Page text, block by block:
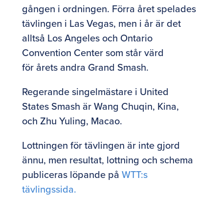
gången i ordningen. Förra året spelades
tävlingen i Las Vegas, men i år är det
alltså Los Angeles och Ontario
Convention Center som står värd
för årets andra Grand Smash.
Regerande singelmästare i United
States Smash är Wang Chuqin, Kina,
och Zhu Yuling, Macao.
Lottningen för tävlingen är inte gjord
ännu, men resultat, lottning och schema
publiceras löpande på WTT:s
tävlingssida.